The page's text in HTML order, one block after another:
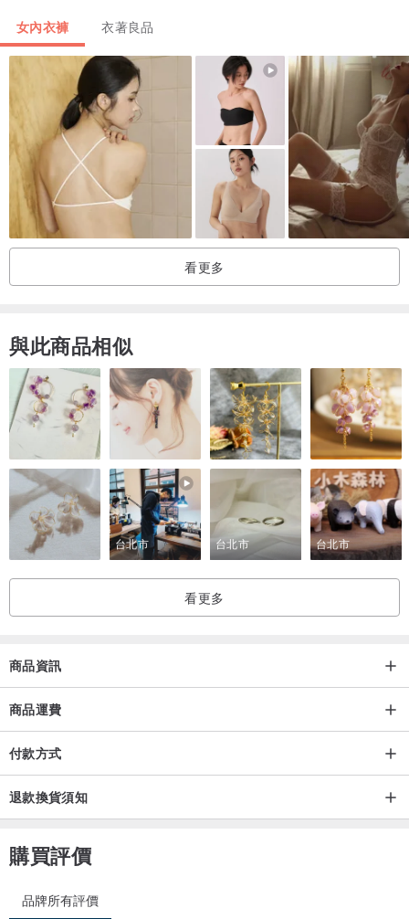
女內衣褲 衣著良品
看更多
與此商品相似
台北市 台北市 台北市
看更多
商品資訊
商品運費
付款方式
退款換貨須知
購買評價
品牌所有評價